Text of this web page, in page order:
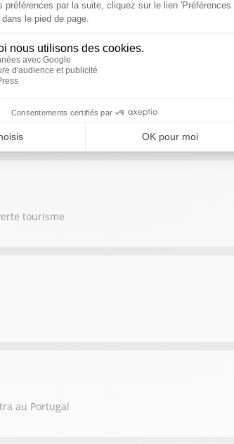
du Pays du Perche Sarthois
tourisme
au Portugal